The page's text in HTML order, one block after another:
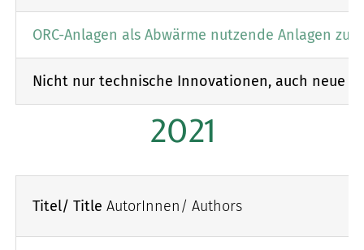
ORC-Anlagen als Abwärme nutzende Anlagen
Nicht nur technische Innovationen, auch neue
2021
Titel/ Title AutorInnen/ Authors